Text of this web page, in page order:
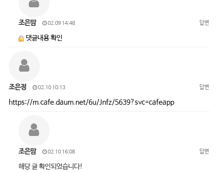
조은맘 02.09 14:48 답변
댓글내용 확인
조은정 02.10 10:13 답변
https://m.cafe.daum.net/6u/Jnfz/5639?svc=cafeapp
조은맘 02.10 16:08 답변
해당 글 확인되었습니다!